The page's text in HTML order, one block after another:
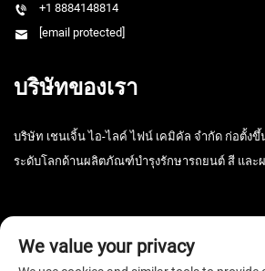
+1 8884148814
[email protected]
บริษัทของเรา
บริษัท เชนเจิ้น ไอ-ไลค์ ไฟน์ เคมิคัล จำกัด ก่อตั้งขึ้
ระดับโลกด้านผลิตภัณฑ์บำรุงรักษารถยนต์ สี แล
We value your privacy